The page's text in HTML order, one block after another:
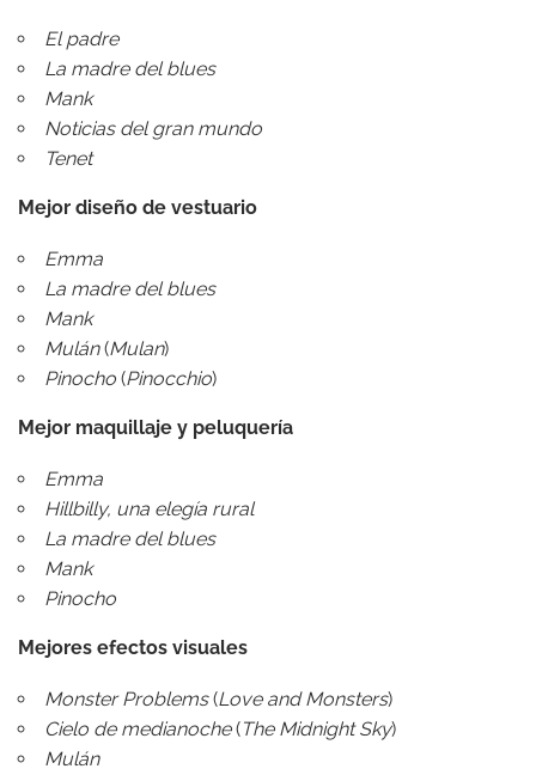
El padre
La madre del blues
Mank
Noticias del gran mundo
Tenet
Mejor diseño de vestuario
Emma
La madre del blues
Mank
Mulán(Mulan)
Pinocho (Pinocchio)
Mejor maquillaje y peluquería
Emma
Hillbilly, una elegía rural
La madre del blues
Mank
Pinocho
Mejores efectos visuales
Monster Problems(Love and Monsters)
Cielo de medianoche(The Midnight Sky)
Mulán